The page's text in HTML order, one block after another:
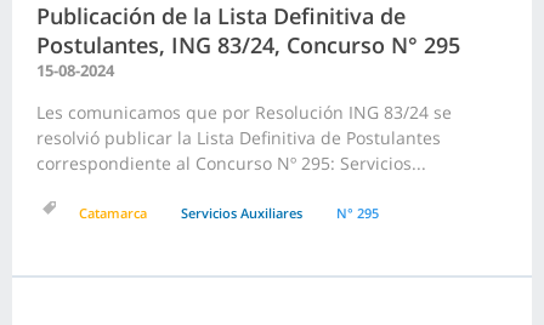
Publicación de la Lista Definitiva de
Postulantes, ING 83/24, Concurso N° 295
15-08-2024
Les comunicamos que por Resolución ING 83/24 se
resolvió publicar la Lista Definitiva de Postulantes
correspondiente al Concurso Nº 295: Servicios...
Catamarca Servicios Auxiliares N° 295